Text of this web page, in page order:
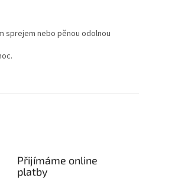
sprejem nebo pěnou odolnou
Přijímáme online
platby